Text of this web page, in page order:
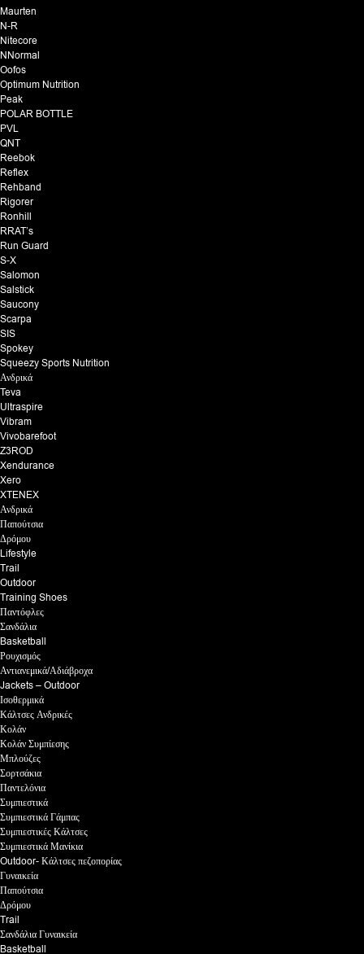
Maurten
N-R
Nitecore
NNormal
Oofos
Optimum Nutrition
Peak
POLAR BOTTLE
PVL
QNT
Reebok
Reflex
Rehband
Rigorer
Ronhill
RRAT’s
Run Guard
S-X
Salomon
Salstick
Saucony
Scarpa
SIS
Spokey
Squeezy Sports Nutrition
Ανδρικά
Teva
Ultraspire
Vibram
Vivobarefoot
Z3ROD
Xendurance
Xero
XTENEX
Ανδρικά
Παπούτσια
Δρόμου
Lifestyle
Trail
Outdoor
Training Shoes
Παντόφλες
Σανδάλια
Basketball
Ρουχισμός
Αντιανεμικά/Αδιάβροχα
Jackets – Outdoor
Ισοθερμικά
Κάλτσες Ανδρικές
Κολάν
Κολάν Συμπίεσης
Μπλούζες
Σορτσάκια
Παντελόνια
Συμπιεστικά
Συμπιεστικά Γάμπας
Συμπιεστικές Κάλτσες
Συμπιεστικά Μανίκια
Outdoor- Κάλτσες πεζοπορίας
Γυναικεία
Παπούτσια
Δρόμου
Trail
Σανδάλια Γυναικεία
Basketball